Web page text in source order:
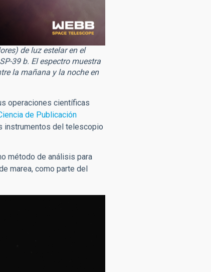
de luz estelar en el
39 b. El espectro muestra
la mañana y la noche en
operaciones científicas
de Publicación
instrumentos del telescopio
método de análisis para
marea, como parte del